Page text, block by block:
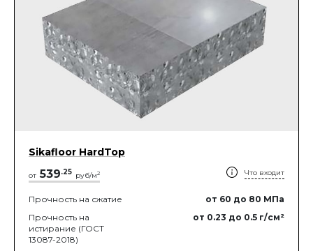
Sikafloor HardTop
от 539.25 руб/м2 Что входит
Прочность на сжатие от 60 до 80 МПа
Прочность на
истирание (ГОСТ
13087-2018)
от 0.23 до 0.5 г/см²